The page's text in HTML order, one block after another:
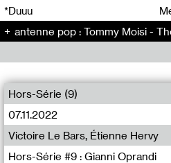
*Duuu
antenne pop : Tommy Moisi -
Hors-Série (9)
07.11.2022
Hors-Série #9 : Gianni Oprandi
Victoire Le Bars, Étienne Hervy
00
00